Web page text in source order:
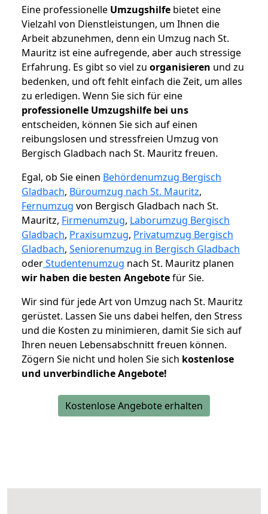
Eine professionelle Umzugshilfe bietet eine
Vielzahl von Dienstleistungen, um Ihnen die
Arbeit abzunehmen, denn ein Umzug nach St.
Mauritz ist eine aufregende, aber auch stressige
Erfahrung. Es gibt so viel zu organisieren und zu
bedenken, und oft fehlt einfach die Zeit, um alles
zu erledigen. Wenn Sie sich für eine
professionelle Umzugshilfe bei uns
entscheiden, können Sie sich auf einen
reibungslosen und stressfreien Umzug von
Bergisch Gladbach nach St. Mauritz freuen.
Egal, ob Sie einen Behördenumzug Bergisch
Gladbach, Büroumzug nach St. Mauritz,
Fernumzug von Bergisch Gladbach nach St.
Mauritz, Firmenumzug, Laborumzug Bergisch
Gladbach, Praxisumzug, Privatumzug Bergisch
Gladbach, Seniorenumzug in Bergisch Gladbach
oderStudentenumzug nach St. Mauritz planen
wir haben die besten Angebotefür Sie.
Wir sind für jede Art von Umzug nach St. Mauritz
gerüstet. Lassen Sie uns dabei helfen, den Stress
und die Kosten zu minimieren, damit Sie sich auf
Ihren neuen Lebensabschnitt freuen können.
Zögern Sie nicht und holen Sie sich kostenlose
und unverbindliche Angebote!
Kostenlose Angebote erhalten